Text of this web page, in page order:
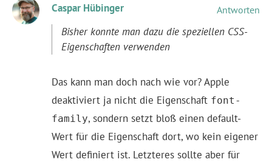
Caspar Hübinger Antworten
Bisher konnte man dazu die speziellen CSS-
Eigenschaften verwenden
Das kann man doch nach wie vor? Apple
deaktiviert ja nicht die Eigenschaft font-
family, sondern setzt bloß einen default-
Wert für die Eigenschaft dort, wo kein eigener
Wert definiert ist. Letzteres sollte aber für